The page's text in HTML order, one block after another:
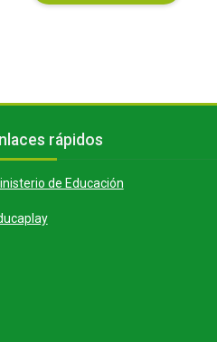
rápidos
de Educación